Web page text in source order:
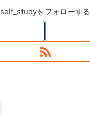
self_studyをフォローする